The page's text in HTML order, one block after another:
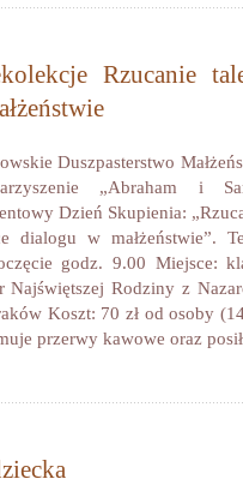
Rzucanie
Duszpasterstwo
„Abraham i
Dzień Skupienia:
dialogu w małżeństwie”.
godz. 9.00 Miejsce:
Najświętszej Rodziny z
Koszt: 70 zł od osoby
przerwy kawowe oraz